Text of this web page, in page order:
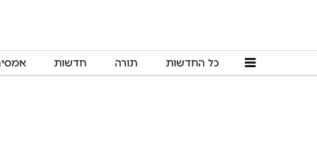
כל החדשות תורה חדשות